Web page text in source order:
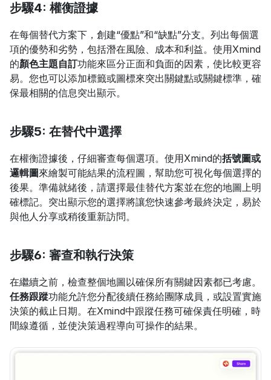
步驟4: 權衡證據
在每個替代方案下，創建“優點”和“缺點”分支。列出每個選
項的優勢和劣勢，包括潛在風險、成本和利益。使用Xmind
的顏色主題自訂功能來區分正面和負面的因素，使比較更容
易。您也可以添加標籤或圖標來突出關鍵點或關鍵標準，確
保最相關的信息突出顯示。
步驟5: 在替代中選擇
在權衡證據後，仔細審查每個選項。使用Xmind的括號圖或
邏輯圖來繪製可能結果的流程圖，幫助您可視化每個選擇的
後果。準備就緒後，請選擇最佳替代方案並在您的地圖上明
確標記。突出顯示您的選擇將讓您快速參考最終決定，易於
與他人分享或稍後重新訪問。
步驟6: 審查和執行決策
在繼續之前，檢查整個地圖以確保所有關鍵因素都已考慮。
任務跟蹤功能允許您分配後續任務給團隊成員，或設置實施
決策的截止日期。在Xmind中跟蹤任務可確保責任明確，時
間線遵循，並使決策過程導向可操作的結果。